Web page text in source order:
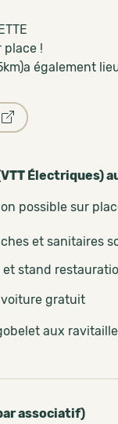
place !
également
Électriques)
possible sur
et sanitaires
stand
gratuit
aux
associatif)